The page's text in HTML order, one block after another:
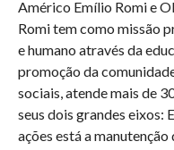
Américo Emílio Romi e
Romi tem como missão
e humano através da
promoção da
sociais, atende mais de
seus dois grandes eixos:
ações está a